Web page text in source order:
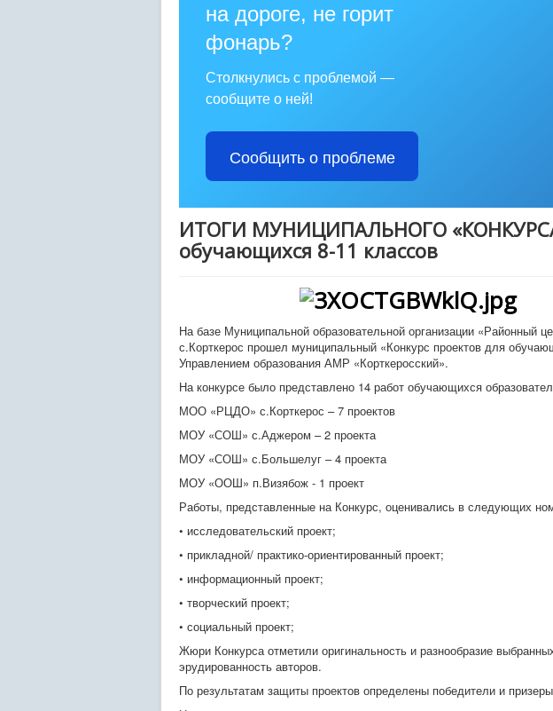
на дороге, не горит
фонарь?
Столкнулись с проблемой —
сообщите о ней!
Сообщить о проблеме
ИТОГИ МУНИЦИПАЛЬНОГО
обучающихся 8-11 классов
На базе Муниципальной образовательной организации «Районный
с.Корткерос прошел муниципальный «Конкурс проектов для
Управлением образования АМР «Корткеросский».
На конкурсе было представлено 14 работ обучающихся
МОО «РЦДО» с.Корткерос – 7 проектов
МОУ «СОШ» с.Аджером – 2 проекта
МОУ «СОШ» с.Большелуг – 4 проекта
МОУ «ООШ» п.Визябож - 1 проект
Работы, представленные на Конкурс, оценивались в следующих
• исследовательский проект;
• прикладной/ практико-ориентированный проект;
• информационный проект;
• творческий проект;
• социальный проект;
Жюри Конкурса отметили оригинальность и разнообразие
эрудированность авторов.
По результатам защиты проектов определены победители и